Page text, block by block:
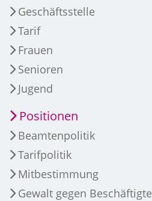
Geschäftsstelle
Tarif
Frauen
Senioren
Jugend
Positionen
Beamtenpolitik
Tarifpolitik
Mitbestimmung
Gewalt gegen Beschäftigte